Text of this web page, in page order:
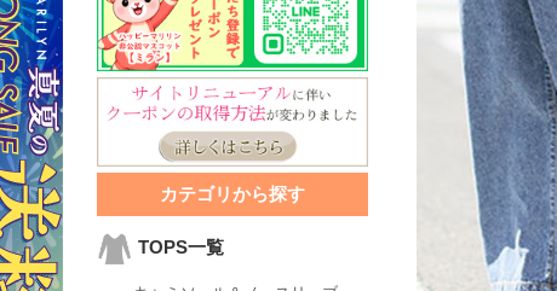
カテゴリから探す
TOPS一覧